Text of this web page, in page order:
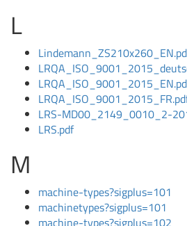
L
LRS-MD00_2149_0010_2-
LRS.pdf
M
machine-types?sigplus=101
machinetypes?sigplus=101